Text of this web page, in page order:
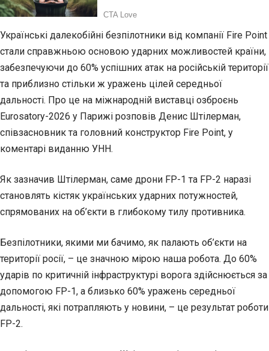
Українські далекобійні безпілотники від компанії Fire Point
стали справжньою основою ударних можливостей країни,
забезпечуючи до 60% успішних атак на російській території
та приблизно стільки ж уражень цілей середньої
дальності. Про це на міжнародній виставці озброєнь
Eurosatory-2026 у Парижі розповів Денис Штілерман,
співзасновник та головний конструктор Fire Point, у
коментарі виданню УНН.
Як зазначив Штілерман, саме дрони FP-1 та FP-2 наразі
становлять кістяк українських ударних потужностей,
спрямованих на об’єкти в глибокому тилу противника.
Безпілотники, якими ми бачимо, як палають об’єкти на
території росії, – це значною мірою наша робота. До 60%
ударів по критичній інфраструктурі ворога здійснюється за
допомогою FP-1, а близько 60% уражень середньої
дальності, які потрапляють у новини, – це результат роботи
FP-2.